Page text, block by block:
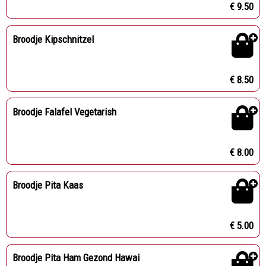
€ 9.50
Broodje Kipschnitzel
€ 8.50
Broodje Falafel Vegetarish
€ 8.00
Broodje Pita Kaas
€ 5.00
Broodje Pita Ham Gezond Hawai